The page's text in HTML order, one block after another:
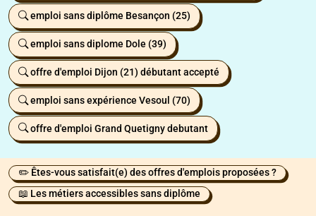
emploi sans diplôme Besançon (25)
emploi sans diplome Dole (39)
offre d'emploi Dijon (21) débutant accepté
emploi sans expérience Vesoul (70)
offre d'emploi Grand Quetigny debutant
✏️ Êtes-vous satisfait(e) des offres d'emplois proposées ?
📖 Les métiers accessibles sans diplôme